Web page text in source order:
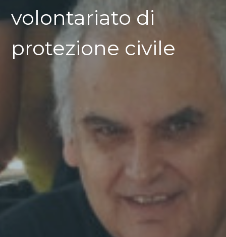
volontariato di
protezione civile